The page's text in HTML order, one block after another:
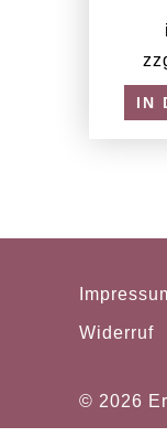
IN
Widerruf
© 2026